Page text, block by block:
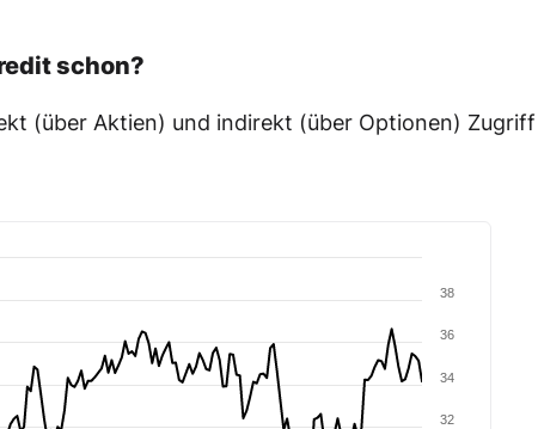
schon?
(über Aktien) und indirekt (über Optionen) Zugriff
32
34
36
38